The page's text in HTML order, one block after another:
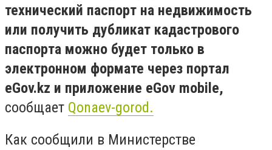
технический паспорт на недвижимость
или получить дубликат кадастрового
паспорта можно будет только в
электронном формате через портал
eGov.kz и приложение eGov mobile,
сообщает Qonaev-gorod.
Как сообщили в Министерстве